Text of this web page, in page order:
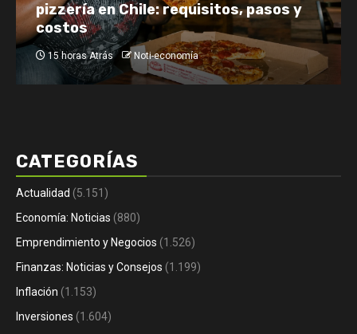
Netflix enfrenta el reto de retener a
su audiencia
18 horas Atrás Noti-economía
CATEGORÍAS
Actualidad (5.151)
Economía: Noticias (880)
Emprendimiento y Negocios (1.526)
Finanzas: Noticias y Consejos (1.199)
Inflación (1.153)
Inversiones (1.604)